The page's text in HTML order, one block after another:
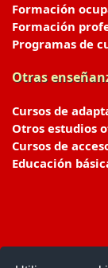
Formación
Formación
Programas de
Otras
Cursos de
Otros estudios
Cursos de
Educación